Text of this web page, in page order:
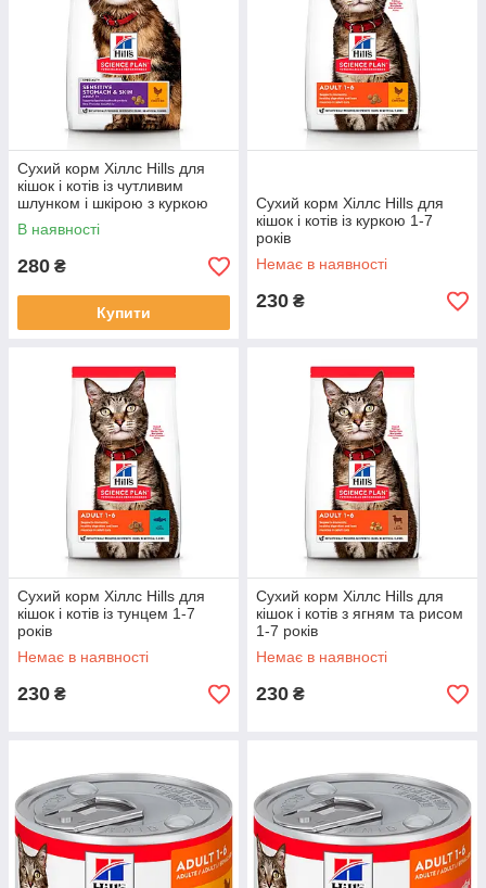
Сухий корм Хіллс Hills для
кішок і котів із чутливим
шлунком і шкірою з куркою
В наявності
280 ₴
Купити
Сухий корм Хіллс Hills для
кішок і котів із куркою 1-7
років
Немає в наявності
230 ₴
Сухий корм Хіллс Hills для
кішок і котів із тунцем 1-7
років
Немає в наявності
230 ₴
Сухий корм Хіллс Hills для
кішок і котів з ягням та рисом
1-7 років
Немає в наявності
230 ₴